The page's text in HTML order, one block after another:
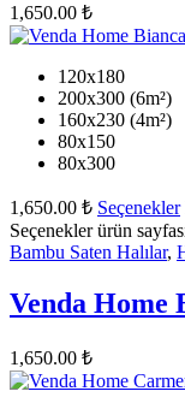
1,650.00 ₺
120x180
200x300 (6m²)
160x230 (4m²)
80x150
80x300
1,650.00 ₺ Seçenekler
Seçenekler ürün
Bambu Saten Halılar,
Venda Home
1,650.00 ₺